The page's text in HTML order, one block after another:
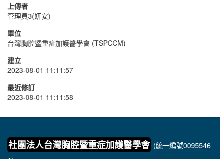
上傳者
管理員3(妍安)
單位
台灣胸腔暨重症加護醫學會 (TSPCCM)
建立
2023-08-01 11:11:57
最近修訂
2023-08-01 11:11:58
社團法人台灣胸腔暨重症加護醫學會 (統一編號0095546